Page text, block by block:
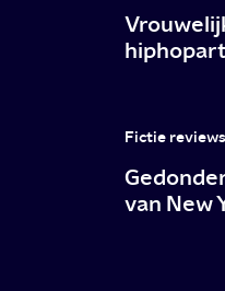
Fictie reviews
van New